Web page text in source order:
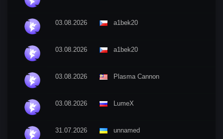
03.08.2026 a1bek20
03.08.2026 a1bek20
03.08.2026 Plasma Cannon
03.08.2026 LumeX
31.07.2026 unnamed